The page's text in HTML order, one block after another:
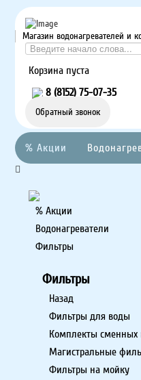
Магазин водонагревателей и
Корзина пуста
8 (8152) 75-07-35
Обратный звонок
% Акции
% Акции
Водонагреватели
Фильтры
Фильтры
Назад
Фильтры для воды
Комплекты сменных
Магистральные
Фильтры на мойку